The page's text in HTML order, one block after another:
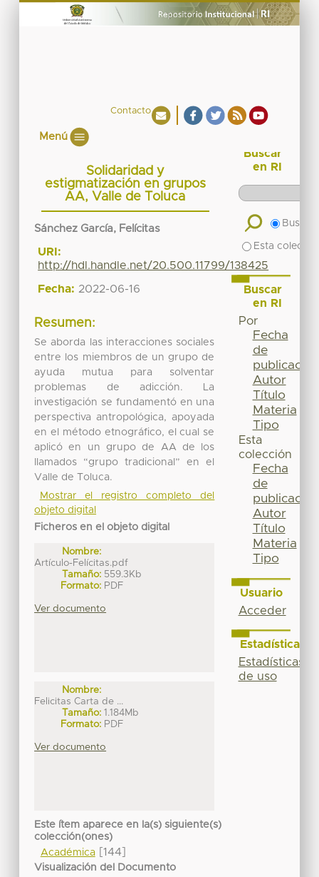
Contacto
Menú
Solidaridad y
estigmatización en grupos
AA, Valle de Toluca
Sánchez García, Felícitas
URI:
http://hdl.handle.net/20.500.11799/138425
Fecha: 2022-06-16
Resumen:
Se aborda las interacciones sociales
entre los miembros de un grupo de
ayuda mutua para solventar
problemas de adicción. La
investigación se fundamentó en una
perspectiva antropológica, apoyada
en el método etnográfico, el cual se
aplicó en un grupo de AA de los
llamados “grupo tradicional” en el
Valle de Toluca.
Mostrar el registro completo del
objeto digital
Ficheros en el objeto digital
Nombre:
Artículo-Felícitas.pdf
Tamaño: 559.3Kb
Formato: PDF
Ver documento
Nombre:
Felicitas Carta de ...
Tamaño: 1.184Mb
Formato: PDF
Ver documento
Este ítem aparece en la(s) siguiente(s)
colección(ones)
Académica[144]
Visualización del Documento
Buscar
en RI
Buscar
Esta
Buscar
en RI
Por
Fecha
de
publicación
Autor
Título
Materia
Tipo
Esta
colección
Fecha
de
publicación
Autor
Título
Materia
Tipo
Usuario
Acceder
Estadísticas
Estadísticas
de uso